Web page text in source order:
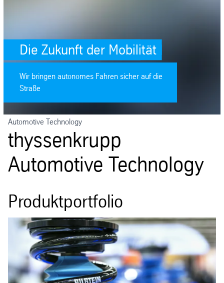
Die Zukunft der Mobilität
Wir bringen autonomes Fahren sicher auf die
Straße
Automotive Technology
thyssenkrupp
Automotive Technology
Produktportfolio